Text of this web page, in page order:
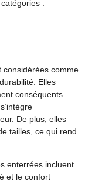
:
considérées comme
Elles
conséquents
De plus, elles
tailles, ce qui rend
enterrées incluent
et le confort